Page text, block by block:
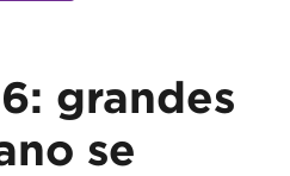
grandes
se